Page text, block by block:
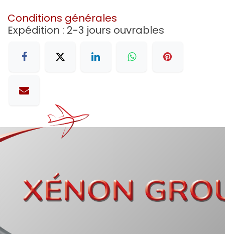
Conditions générales
Expédition : 2-3 jours ouvrables